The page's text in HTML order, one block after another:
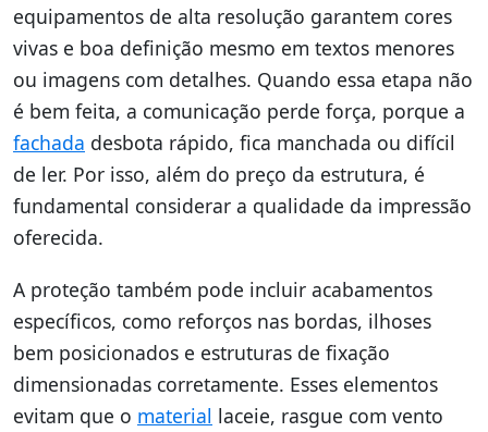
equipamentos de alta resolução garantem cores
vivas e boa definição mesmo em textos menores
ou imagens com detalhes. Quando essa etapa não
é bem feita, a comunicação perde força, porque a
fachada desbota rápido, fica manchada ou difícil
de ler. Por isso, além do preço da estrutura, é
fundamental considerar a qualidade da impressão
oferecida.
A proteção também pode incluir acabamentos
específicos, como reforços nas bordas, ilhoses
bem posicionados e estruturas de fixação
dimensionadas corretamente. Esses elementos
evitam que o material laceie, rasgue com vento